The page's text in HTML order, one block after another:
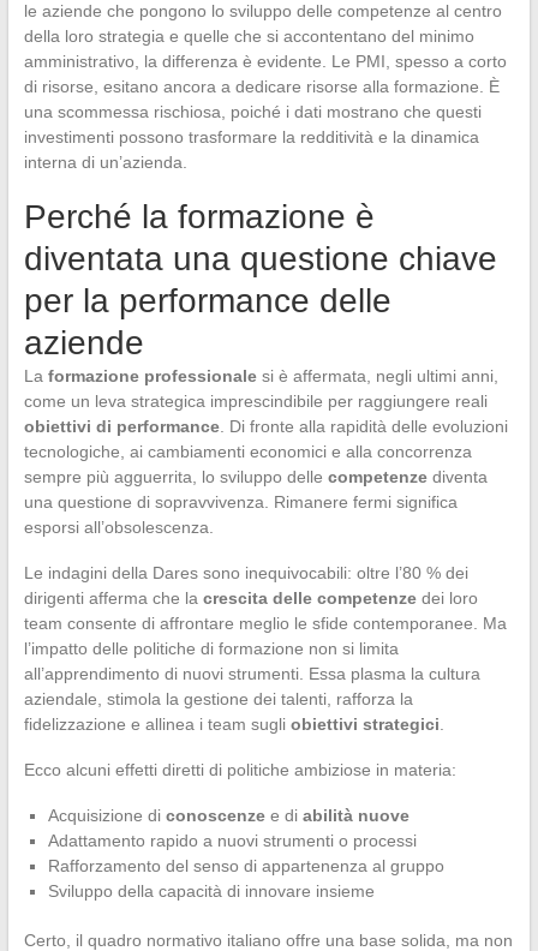
le aziende che pongono lo sviluppo delle competenze al centro
della loro strategia e quelle che si accontentano del minimo
amministrativo, la differenza è evidente. Le PMI, spesso a corto
di risorse, esitano ancora a dedicare risorse alla formazione. È
una scommessa rischiosa, poiché i dati mostrano che questi
investimenti possono trasformare la redditività e la dinamica
interna di un’azienda.
Perché la formazione è
diventata una questione chiave
per la performance delle
aziende
La formazione professionalesi è affermata, negli ultimi anni,
come un leva strategica imprescindibile per raggiungere reali
obiettivi di performance. Di fronte alla rapidità delle evoluzioni
tecnologiche, ai cambiamenti economici e alla concorrenza
sempre più agguerrita, lo sviluppo delle competenzediventa
una questione di sopravvivenza. Rimanere fermi significa
esporsi all’obsolescenza.
Le indagini della Dares sono inequivocabili: oltre l’80 % dei
dirigenti afferma che la crescita delle competenzedei loro
team consente di affrontare meglio le sfide contemporanee. Ma
l’impatto delle politiche di formazione non si limita
all’apprendimento di nuovi strumenti. Essa plasma la cultura
aziendale, stimola la gestione dei talenti, rafforza la
fidelizzazione e allinea i team sugli obiettivi strategici
Ecco alcuni effetti diretti di politiche ambiziose in materia:
Acquisizione di conoscenzee di abilità nuove
Adattamento rapido a nuovi strumenti o processi
Rafforzamento del senso di appartenenza al gruppo
Sviluppo della capacità di innovare insieme
Certo, il quadro normativo italiano offre una base solida, ma non